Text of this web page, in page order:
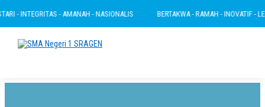
- INTEGRITAS - AMANAH - NASIONALIS BERTAKWA - RAMAH - INOVATIF -